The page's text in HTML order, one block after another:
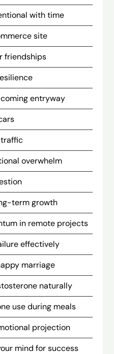
with time
site
friendships
entryway
overwhelm
term growth
in remote projects
effectively
marriage
naturally
use during meals
projection
mind for success